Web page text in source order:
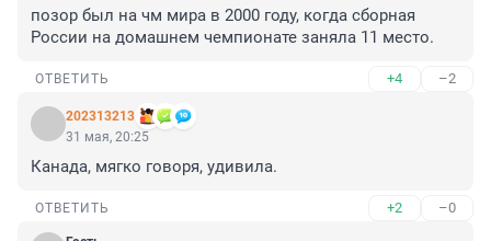
позор был на чм мира в 2000 году, когда сборная
России на домашнем чемпионате заняла 11 место.
ОТВЕТИТЬ +4 –2
202313213
31 мая, 20:25
Канада, мягко говоря, удивила.
ОТВЕТИТЬ +2 –0